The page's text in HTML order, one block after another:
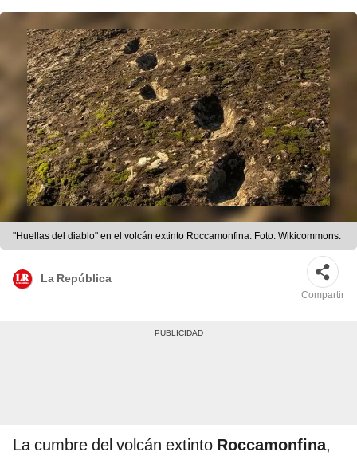
"Huellas del diablo" en el volcán extinto Roccamonfina. Foto: Wikicommons.
La República
Compartir
La cumbre del volcán extinto Roccamonfina,